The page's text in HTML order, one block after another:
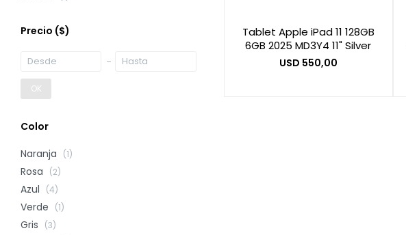
Tablet Apple iPad 11 128GB
6GB 2025 MD3Y4 11" Silver
USD 550,00
Precio ($)
OK
Color
Naranja
(1)
Rosa (2)
Azul (4)
Verde (1)
Gris (3)